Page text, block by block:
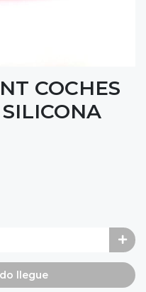
COCHES
llegue